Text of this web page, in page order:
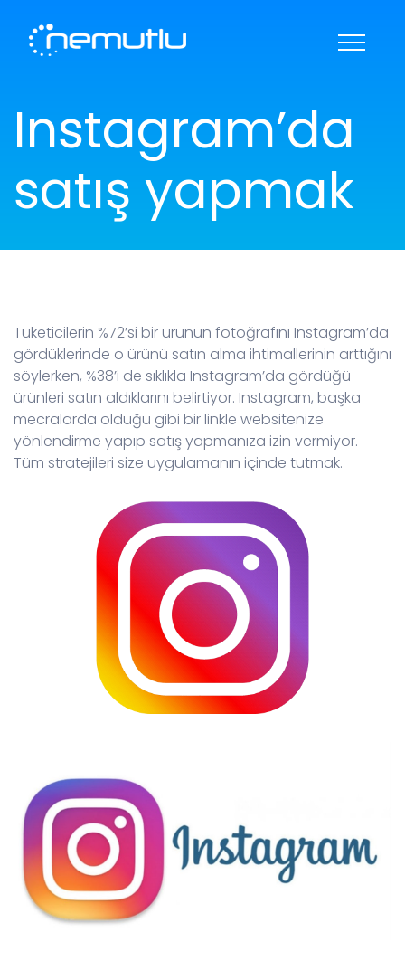
İLETİŞİM
Instagram’da
satış yapmak
Tüketicilerin %72’si bir ürünün fotoğrafını Instagram’da
gördüklerinde o ürünü satın alma ihtimallerinin arttığını
söylerken, %38’i de sıklıkla Instagram’da gördüğü
ürünleri satın aldıklarını belirtiyor. Instagram, başka
mecralarda olduğu gibi bir linkle websitenize
yönlendirme yapıp satış yapmanıza izin vermiyor.
Tüm stratejileri size uygulamanın içinde tutmak.